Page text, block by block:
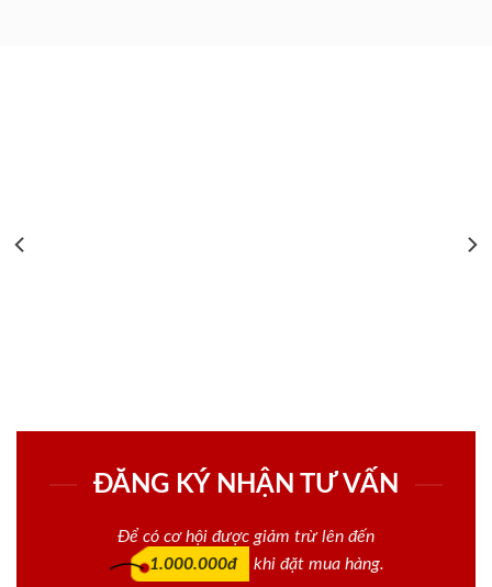
ĐĂNG KÝ NHẬN TƯ VẤN
Để có cơ hội được giảm trừ lên đến
1.000.000đ
khi đặt mua hàng.